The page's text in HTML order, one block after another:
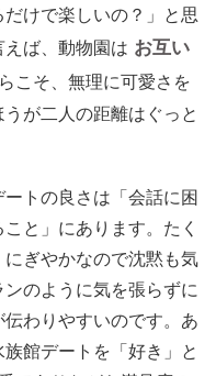
けで楽しいの？」と思
えば、動物園は お互い
こそ、無理に可愛さを
が二人の距離はぐっと
トの良さは「会話に困
と」にあります。たく
ぎやかなので沈黙も気
のように気を張らずに
わりやすいのです。あ
館デートを「好き」と